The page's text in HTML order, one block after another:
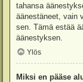
tahansa
äänestäneet, vain
sen. Tämä estää
äänestyksen.
Ylös
Miksi en pääse